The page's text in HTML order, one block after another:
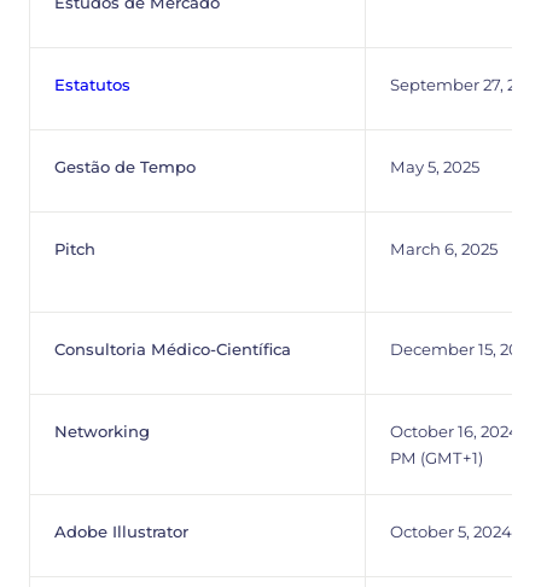
Estatutos September 27,
Gestão de Tempo May 5, 2025
Pitch March 6, 2025
Consultoria Médico-Científica December 15, 2024
Networking
October 16, 2024
PM (GMT+1)
Adobe Illustrator October 5, 2024